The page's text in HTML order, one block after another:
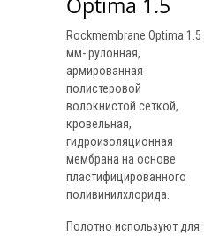
Rockmembrane Optima 1.5
мм- рулонная,
армированная
полистеровой
волокнистой сеткой,
кровельная,
гидроизоляционная
мембрана на основе
пластифицированного
поливинилхлорида.
Полотно используют для